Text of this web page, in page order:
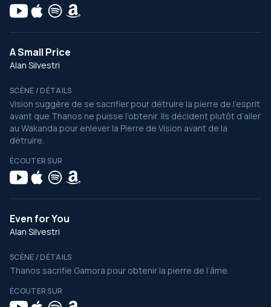
A Small Price
Alan Silvestri
SCÈNE / DÉTAILS
Vision suggère de se sacrifier pour détruire la pierre de l’esprit
avant que Thanos ne puisse l’obtenir. Ils décident plutôt d’aller
au Wakanda pour enlever la Pierre de Vision avant de la
détruire.
ÉCOUTER SUR
Even for You
Alan Silvestri
SCÈNE / DÉTAILS
Thanos sacrifie Gamora pour obtenir la pierre de l’âme.
ÉCOUTER SUR